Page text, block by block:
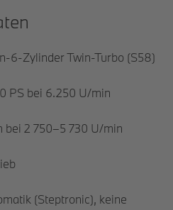
6-Zylinder Twin-Turbo (S58)
PS bei 6.250 U/min
bei 2 750–5 730 U/min
(Steptronic), keine